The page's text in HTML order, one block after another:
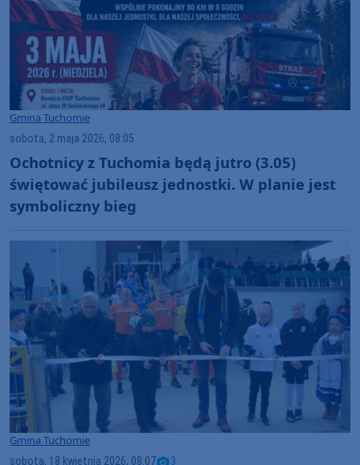
Gmina Tuchomie
sobota, 2 maja 2026, 08:05
Ochotnicy z Tuchomia będą jutro (3.05)
świętować jubileusz jednostki. W planie jest
symboliczny bieg
Gmina Tuchomie
sobota, 18 kwietnia 2026, 08:07 3